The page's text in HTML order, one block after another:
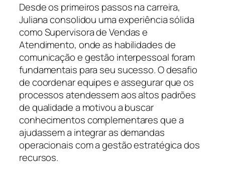
Desde os primeiros passos na carreira,
Juliana consolidou uma experiência sólida
como Supervisora de Vendas e
Atendimento, onde as habilidades de
comunicação e gestão interpessoal foram
fundamentais para seu sucesso. O desafio
de coordenar equipes e assegurar que os
processos atendessem aos altos padrões
de qualidade a motivou a buscar
conhecimentos complementares que a
ajudassem a integrar as demandas
operacionais com a gestão estratégica dos
recursos.